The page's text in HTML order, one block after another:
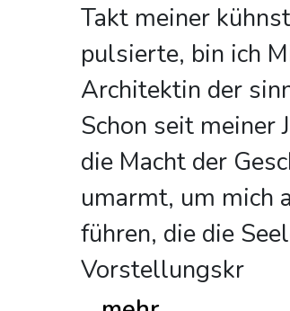
Takt meiner
pulsierte, bin ich
Architektin der
Schon seit meiner
die Macht der
umarmt, um mich
führen, die die
Vorstellungskr